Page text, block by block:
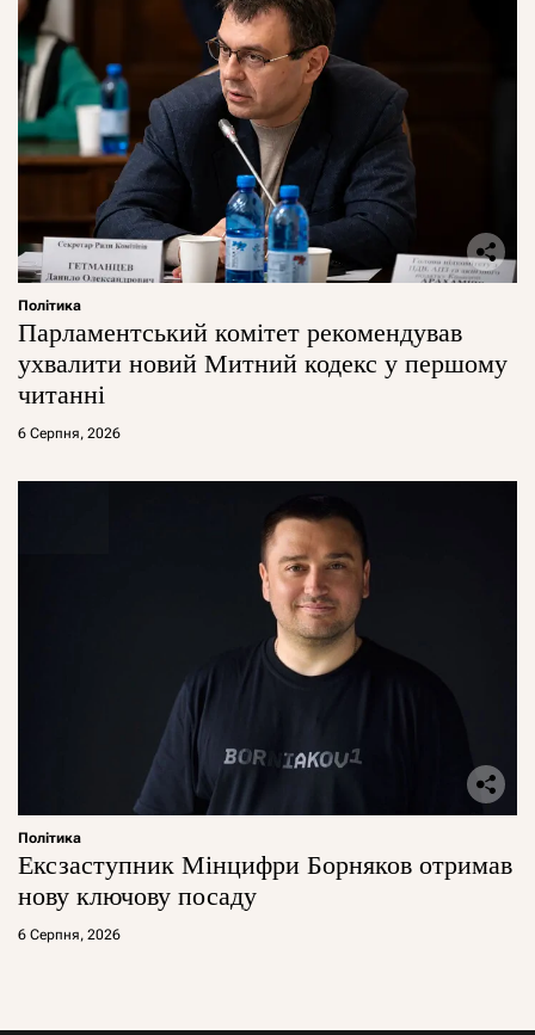
Політика
Парламентський комітет рекомендував
ухвалити новий Митний кодекс у першому
читанні
6 Серпня, 2026
Політика
Ексзаступник Мінцифри Борняков отримав
нову ключову посаду
6 Серпня, 2026